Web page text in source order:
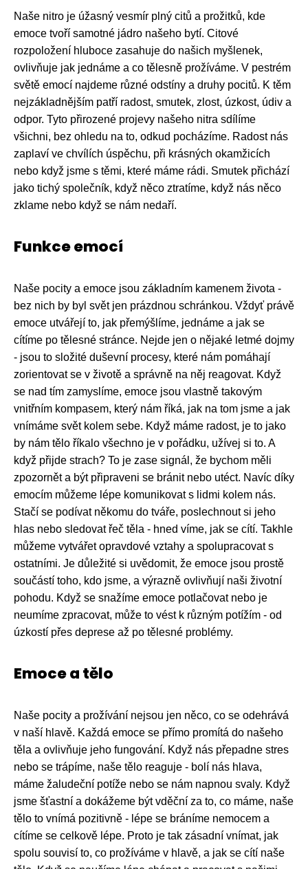
Naše nitro je úžasný vesmír plný citů a prožitků, kde
emoce tvoří samotné jádro našeho bytí. Citové
rozpoložení hluboce zasahuje do našich myšlenek,
ovlivňuje jak jednáme a co tělesně prožíváme. V pestrém
světě emocí najdeme různé odstíny a druhy pocitů. K těm
nejzákladnějším patří radost, smutek, zlost, úzkost, údiv a
odpor. Tyto přirozené projevy našeho nitra sdílíme
všichni, bez ohledu na to, odkud pocházíme. Radost nás
zaplaví ve chvílích úspěchu, při krásných okamžicích
nebo když jsme s těmi, které máme rádi. Smutek přichází
jako tichý společník, když něco ztratíme, když nás něco
zklame nebo když se nám nedaří.
Funkce emocí
Naše pocity a emoce jsou základním kamenem života -
bez nich by byl svět jen prázdnou schránkou. Vždyť právě
emoce utvářejí to, jak přemýšlíme, jednáme a jak se
cítíme po tělesné stránce. Nejde jen o nějaké letmé dojmy
- jsou to složité duševní procesy, které nám pomáhají
zorientovat se v životě a správně na něj reagovat. Když
se nad tím zamyslíme, emoce jsou vlastně takovým
vnitřním kompasem, který nám říká, jak na tom jsme a jak
vnímáme svět kolem sebe. Když máme radost, je to jako
by nám tělo říkalo všechno je v pořádku, užívej si to. A
když přijde strach? To je zase signál, že bychom měli
zpozornět a být připraveni se bránit nebo utéct. Navíc díky
emocím můžeme lépe komunikovat s lidmi kolem nás.
Stačí se podívat někomu do tváře, poslechnout si jeho
hlas nebo sledovat řeč těla - hned víme, jak se cítí. Takhle
můžeme vytvářet opravdové vztahy a spolupracovat s
ostatními. Je důležité si uvědomit, že emoce jsou prostě
součástí toho, kdo jsme, a výrazně ovlivňují naši životní
pohodu. Když se snažíme emoce potlačovat nebo je
neumíme zpracovat, může to vést k různým potížím - od
úzkostí přes deprese až po tělesné problémy.
Emoce a tělo
Naše pocity a prožívání nejsou jen něco, co se odehrává
v naší hlavě. Každá emoce se přímo promítá do našeho
těla a ovlivňuje jeho fungování. Když nás přepadne stres
nebo se trápíme, naše tělo reaguje - bolí nás hlava,
máme žaludeční potíže nebo se nám napnou svaly. Když
jsme šťastní a dokážeme být vděční za to, co máme, naše
tělo to vnímá pozitivně - lépe se bráníme nemocem a
cítíme se celkově lépe. Proto je tak zásadní vnímat, jak
spolu souvisí to, co prožíváme v hlavě, a jak se cítí naše